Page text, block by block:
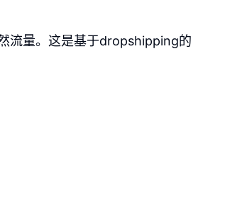
流量。这是基于dropshipping的